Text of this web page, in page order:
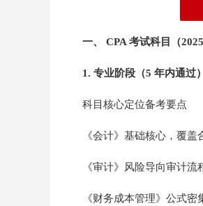
一、 CPA 考试科目（
1. 专业阶段（5 年内通过）
科目核心定位备考要点
《会计》基础核心，覆
《审计》风险导向审计
《财务成本管理》公式